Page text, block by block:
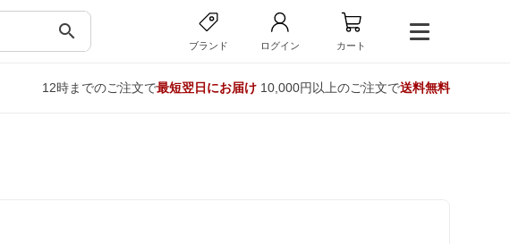
search
ブランド ログイン カート
12時までのご注文で最短翌日にお届け10,000円以上のご注文で送料無料